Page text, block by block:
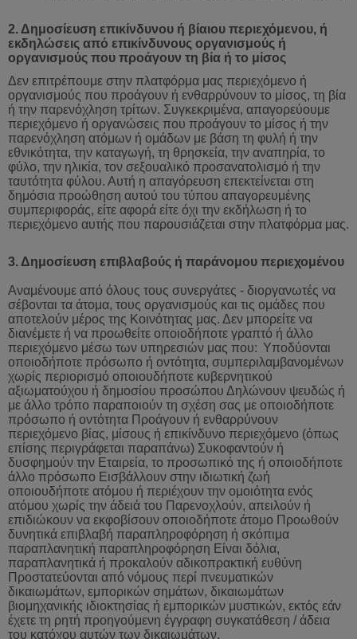
2. Δημοσίευση επικίνδυνου ή βίαιου περιεχόμενου, ή
εκδηλώσεις από επικίνδυνους οργανισμούς ή
οργανισμούς που προάγουν τη βία ή το μίσος
Δεν επιτρέπουμε στην πλατφόρμα μας περιεχόμενο ή
οργανισμούς που προάγουν ή ενθαρρύνουν το μίσος, τη βία
ή την παρενόχληση τρίτων. Συγκεκριμένα, απαγορεύουμε
περιεχόμενο ή οργανώσεις που προάγουν το μίσος ή την
παρενόχληση ατόμων ή ομάδων με βάση τη φυλή ή την
εθνικότητα, την καταγωγή, τη θρησκεία, την αναπηρία, το
φύλο, την ηλικία, τον σεξουαλικό προσανατολισμό ή την
ταυτότητα φύλου. Αυτή η απαγόρευση επεκτείνεται στη
δημόσια προώθηση αυτού του τύπου απαγορευμένης
συμπεριφοράς, είτε αφορά είτε όχι την εκδήλωση ή το
περιεχόμενο αυτής που παρουσιάζεται στην πλατφόρμα μας.
3. Δημοσίευση επιβλαβούς ή παράνομου περιεχομένου
Αναμένουμε από όλους τους συνεργάτες - διοργανωτές να
σέβονται τα άτομα, τους οργανισμούς και τις ομάδες που
αποτελούν μέρος της Κοινότητας μας. Δεν μπορείτε να
διανέμετε ή να προωθείτε οποιοδήποτε γραπτό ή άλλο
περιεχόμενο μέσω των υπηρεσιών μας που: Υποδύονται
οποιοδήποτε πρόσωπο ή οντότητα, συμπεριλαμβανομένων
χωρίς περιορισμό οποιουδήποτε κυβερνητικού
αξιωματούχου ή δημοσίου προσώπου Δηλώνουν ψευδώς ή
με άλλο τρόπο παραποιούν τη σχέση σας με οποιοδήποτε
πρόσωπο ή οντότητα Προάγουν ή ενθαρρύνουν
περιεχόμενο βίας, μίσους ή επικίνδυνο περιεχόμενο (όπως
επίσης περιγράφεται παραπάνω) Συκοφαντούν ή
δυσφημούν την Εταιρεία, το προσωπικό της ή οποιοδήποτε
άλλο πρόσωπο Εισβάλλουν στην ιδιωτική ζωή
οποιουδήποτε ατόμου ή περιέχουν την ομοιότητα ενός
ατόμου χωρίς την άδειά του Παρενοχλούν, απειλούν ή
επιδιώκουν να εκφοβίσουν οποιοδήποτε άτομο Προωθούν
δυνητικά επιβλαβή παραπληροφόρηση ή σκόπιμα
παραπλανητική παραπληροφόρηση Είναι δόλια,
παραπλανητικά ή προκαλούν αδικοπρακτική ευθύνη
Προστατεύονται από νόμους περί πνευματικών
δικαιωμάτων, εμπορικών σημάτων, δικαιωμάτων
βιομηχανικής ιδιοκτησίας ή εμπορικών μυστικών, εκτός εάν
έχετε τη ρητή προηγούμενη έγγραφη συγκατάθεση / άδεια
του κατόχου αυτών των δικαιωμάτων.